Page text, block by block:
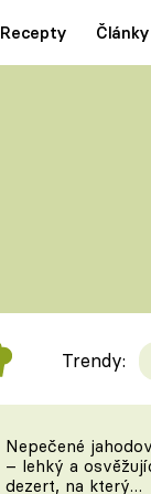
Recepty Články
TEĎ VAŘÍ ŠÉF!
Trendy:
Nepečené
– lehký a
dezert, na který